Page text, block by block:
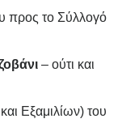
προς το Σύλλογό
– ούτι και
Εξαμιλίων) του